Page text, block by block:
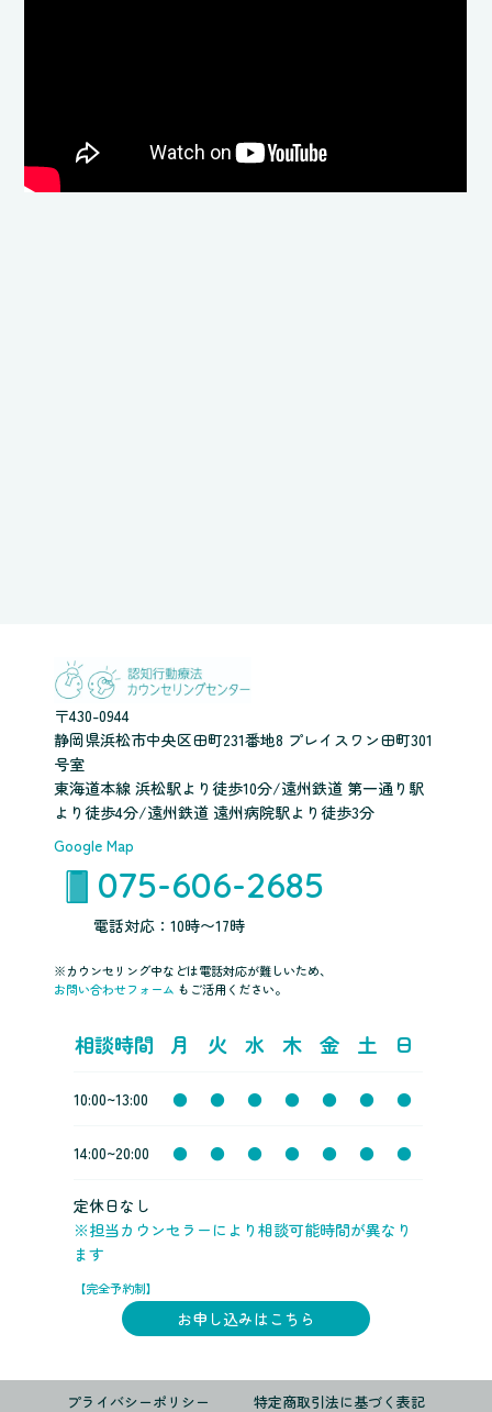
〒430-0944
静岡県浜松市中央区田町231番地8 プレイスワン田町301
号室
東海道本線 浜松駅より徒歩10分/遠州鉄道 第一通り駅
より徒歩4分/遠州鉄道 遠州病院駅より徒歩3分
Google Map
075-606-2685
電話対応：10時〜17時
※カウンセリング中などは電話対応が難しいため、
お問い合わせフォーム もご活用ください。
相談時間 月 火 水 木 金 土 日
10:00~13:00 ● ● ● ● ● ● ●
14:00~20:00 ● ● ● ● ● ● ●
定休日なし
※担当カウンセラーにより相談可能時間が異なり
ます
【完全予約制】
お申し込みはこちら
プライバシーポリシー 特定商取引法に基づく表記